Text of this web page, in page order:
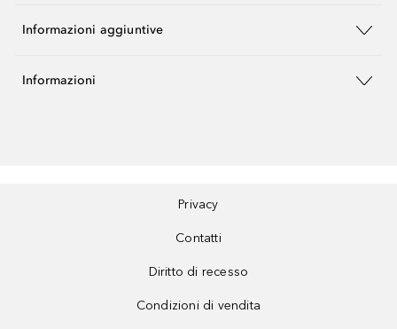
Informazioni aggiuntive
Informazioni
Privacy
Contatti
Diritto di recesso
Condizioni di vendita